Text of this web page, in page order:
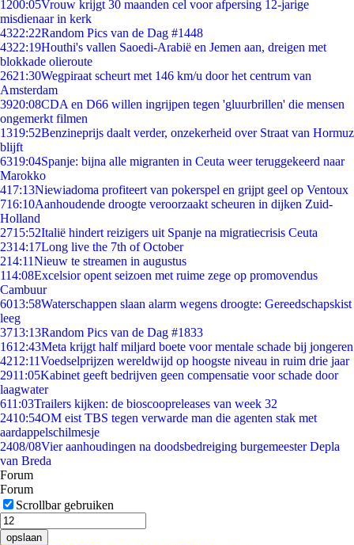
1200:05Vrouw krijgt 30 maanden cel voor afpersing 12-jarige
misdienaar in kerk
4322:22Random Pics van de Dag #1448
4322:19Houthi's vallen Saoedi-Arabië en Jemen aan, dreigen met
blokkade olieroute
2621:30Wegpiraat scheurt met 146 km/u door het centrum van
Amsterdam
3920:08CDA en D66 willen ingrijpen tegen 'gluurbrillen' die mensen
ongemerkt filmen
1319:52Benzineprijs daalt verder, onzekerheid over Straat van Hormuz
blijft
6319:04Spanje: bijna alle migranten in Ceuta weer teruggekeerd naar
Marokko
417:13Niewiadoma profiteert van pokerspel en grijpt geel op Ventoux
716:10Aanhoudende droogte veroorzaakt scheuren in dijken Zuid-
Holland
2715:52Italië hindert reizigers uit Spanje na migratiecrisis Ceuta
2314:17Long live the 7th of October
214:11Nieuw te streamen in augustus
114:08Excelsior opent seizoen met ruime zege op promovendus
Cambuur
6013:58Waterschappen slaan alarm wegens droogte: Gereedschapskist
leeg
3713:13Random Pics van de Dag #1833
1612:43Meta krijgt half miljard boete voor mentale schade bij jongeren
4212:11Voedselprijzen wereldwijd op hoogste niveau in ruim drie jaar
2911:05Kabinet geeft bedrijven geen compensatie voor schade door
laagwater
611:03Trailers kijken: de bioscoopreleases van week 32
2410:54OM eist TBS tegen verwarde man die agenten stak met
aardappelschilmesje
2408/08Vier aanhoudingen na doodsbedreiging burgemeester Depla
van Breda
Forum
Forum
Scrollbar gebruiken
opslaan